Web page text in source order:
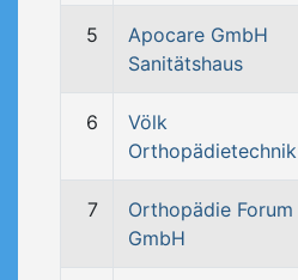
5
Apocare GmbH
Sanitätshaus
6
Völk
Orthopädietechnik
7
Orthopädie Forum
GmbH